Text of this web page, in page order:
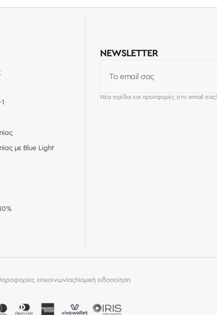
με Blue Light
NEWSLETTER
Το email σας
Νέα σχέδια και προσφορές στο email σας!
επικοινωνίαςΝομική ειδοποίηση